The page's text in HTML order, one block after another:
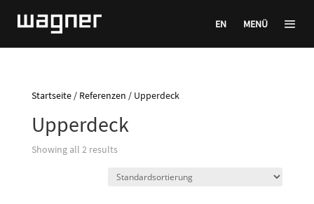
EN MENÜ
Startseite/ Referenzen / Upperdeck
Upperdeck
Showing all 2 results